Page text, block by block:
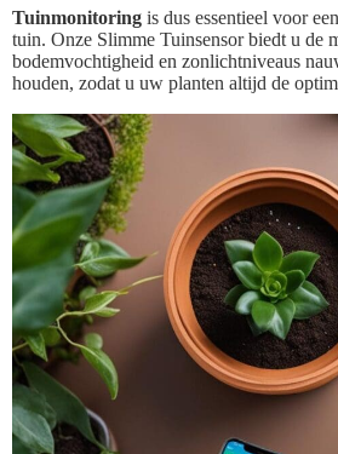
Tuinmonitoring is dus essentieel voor
tuin. Onze Slimme Tuinsensor biedt u de
bodemvochtigheid en zonlichtniveaus
houden, zodat u uw planten altijd de